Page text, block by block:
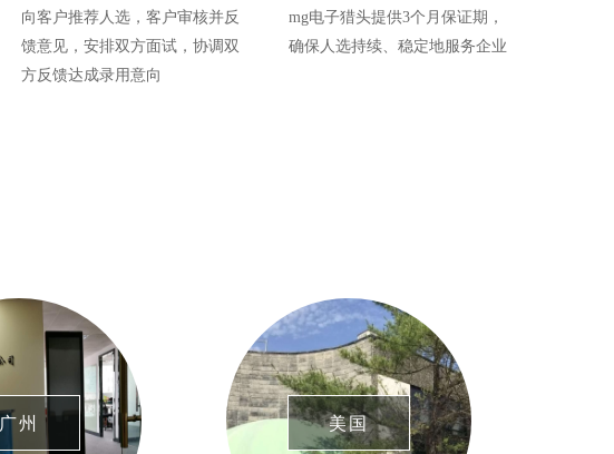
向客户推荐人选，客户审核并反
馈意见，安排双方面试，协调双
方反馈达成录用意向
mg电子猎头提供3个月保证期，
确保人选持续、稳定地服务企业
广州 美国